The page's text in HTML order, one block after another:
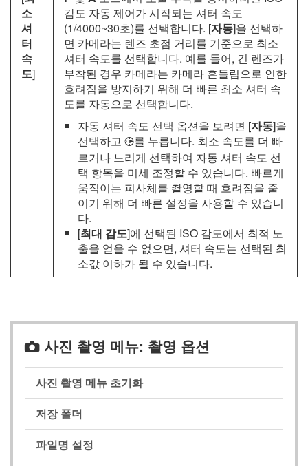
소
셔
터
속
도]
감도 자동 제어가 시작되는 셔터 속도
(1/4000~30초)를 선택합니다. [자동]을 선택하
면 카메라는 렌즈 초점 거리를 기준으로 최소
셔터 속도를 선택합니다. 예를 들어, 긴 렌즈가
부착된 경우 카메라는 카메라 흔들림으로 인한
흐려짐을 방지하기 위해 더 빠른 최소 셔터 속
도를 자동으로 선택합니다.
자동 셔터 속도 선택 옵션을 보려면 [자동]을
선택하고 2를 누릅니다. 최소 속도를 더 빠
르거나 느리게 선택하여 자동 셔터 속도 선
택 항목을 미세 조정할 수 있습니다. 빠르게
움직이는 피사체를 촬영할 때 흐려짐을 줄
이기 위해 더 빠른 설정을 사용할 수 있습니
다.
[최대 감도]에 선택된 ISO 감도에서 최적 노
출을 얻을 수 없으면, 셔터 속도는 선택된 최
소값 이하가 될 수 있습니다.
C 사진 촬영 메뉴: 촬영 옵션
사진 촬영 메뉴 초기화
저장 폴더
파일명 설정